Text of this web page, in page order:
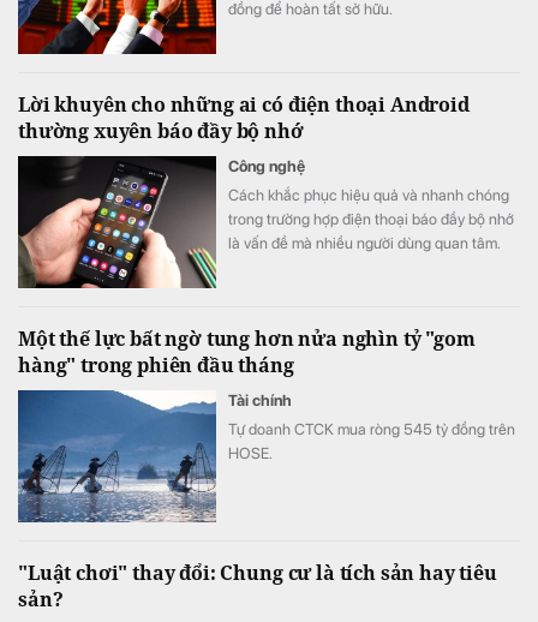
đồng để hoàn tất sở hữu.
Lời khuyên cho những ai có điện thoại Android
thường xuyên báo đầy bộ nhớ
Công nghệ
Cách khắc phục hiệu quả và nhanh chóng
trong trường hợp điện thoại báo đầy bộ nhớ
là vấn đề mà nhiều người dùng quan tâm.
Một thế lực bất ngờ tung hơn nửa nghìn tỷ "gom
hàng" trong phiên đầu tháng
Tài chính
Tự doanh CTCK mua ròng 545 tỷ đồng trên
HOSE.
"Luật chơi" thay đổi: Chung cư là tích sản hay tiêu
sản?